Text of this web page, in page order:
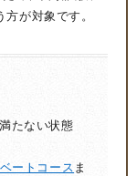
が対象です。
たない状態
ートコース ま